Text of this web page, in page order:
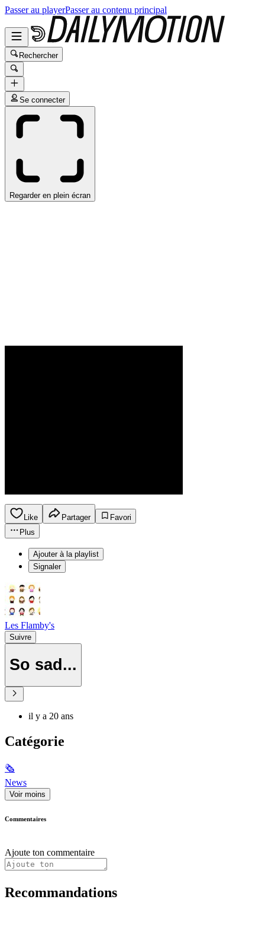
Passer au playerPasser au contenu principal
Rechercher
Se connecter
Regarder en plein écran
Like Partager
Favori
Plus
Ajouter à la playlist
Signaler
Les Flamby's
Suivre
So sad...
il y a 20 ans
Catégorie
🗞
News
Voir moins
Commentaires
Ajoute ton commentaire
Recommandations